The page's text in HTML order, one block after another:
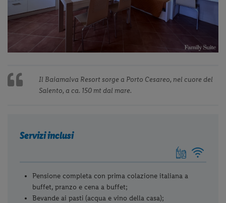
Il Baiamalva Resort sorge a Porto Cesareo, nel cuore del
Salento, a ca. 150 mt dal mare.
Servizi inclusi
Pensione completa con prima colazione italiana a
buffet, pranzo e cena a buffet;
Bevande ai pasti (acqua e vino della casa);